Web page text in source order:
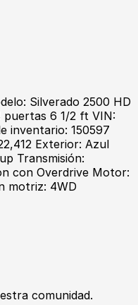
Silverado 2500 HD
puertas 6 1/2 ft VIN:
inventario: 150597
Exterior: Azul
Transmisión:
con Overdrive Motor:
motriz: 4WD
comunidad.